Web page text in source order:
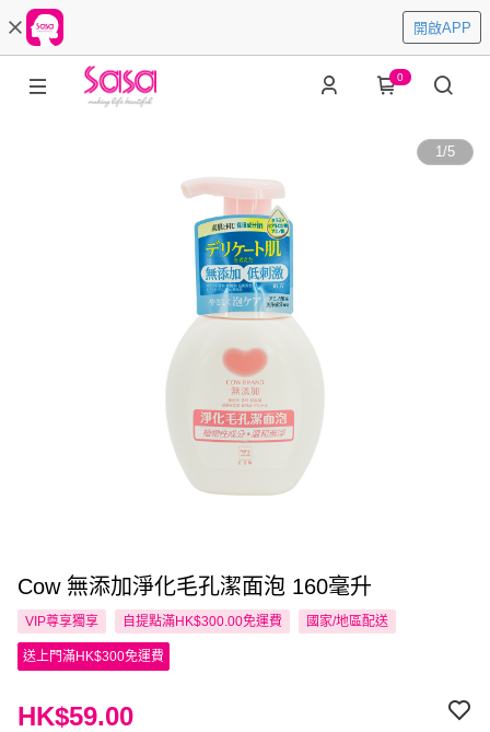
開啟APP
0
1/5
Cow 無添加淨化毛孔潔面泡 160毫升
VIP尊享獨享 自提點滿HK$300.00免運費 國家/地區配送
送上門滿HK$300免運費
HK$59.00